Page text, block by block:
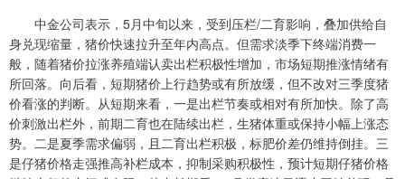
中金公司表示，5月中旬以来，受到压栏/二育影响，叠加供给自
身兑现缩量，猪价快速拉升至年内高点。但需求淡季下终端消费一
般，随着猪价拉涨养殖端认卖出栏积极性增加，市场短期推涨情绪有
所回落。向后看，短期猪价上行趋势或有所放缓，但不改对三季度猪
价看涨的判断。从短期来看，一是出栏节奏或相对有所加快。除了高
价刺激出栏外，前期二育也在陆续出栏，生猪体重或保持小幅上涨态
势。二是夏季需求偏弱，且二育出栏积极，标肥价差仍维持倒挂。三
是仔猪价格走强推高补栏成本，抑制采购积极性，预计短期仔猪价格